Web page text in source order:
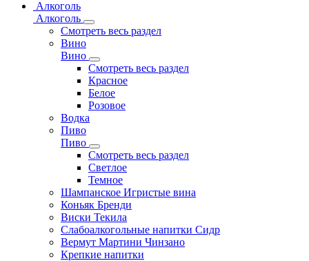
Алкоголь
Алкоголь
Смотреть весь раздел
Вино
Вино
Смотреть весь раздел
Красное
Белое
Розовое
Водка
Пиво
Пиво
Смотреть весь раздел
Cветлое
Темное
Шампанское Игристые вина
Коньяк Бренди
Виски Текила
Слабоалкогольные напитки Сидр
Вермут Мартини Чинзано
Крепкие напитки